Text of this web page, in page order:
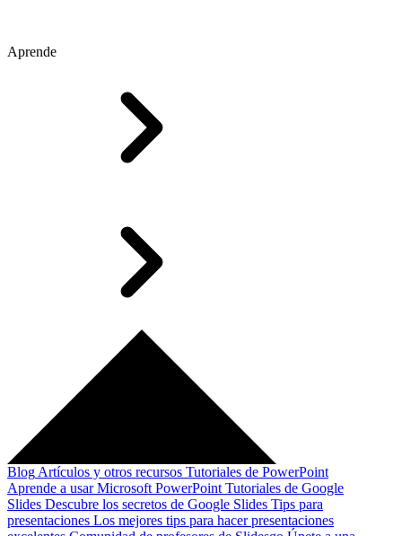
Aprende
Blog Artículos y otros recursos Tutoriales de PowerPoint
Aprende a usar Microsoft PowerPoint Tutoriales de Google
Slides Descubre los secretos de Google Slides Tips para
presentaciones Los mejores tips para hacer presentaciones